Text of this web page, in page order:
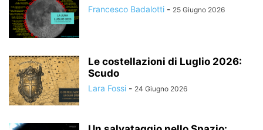
Francesco Badalotti - 25 Giugno 2026
Le costellazioni di Luglio 2026:
Scudo
Lara Fossi - 24 Giugno 2026